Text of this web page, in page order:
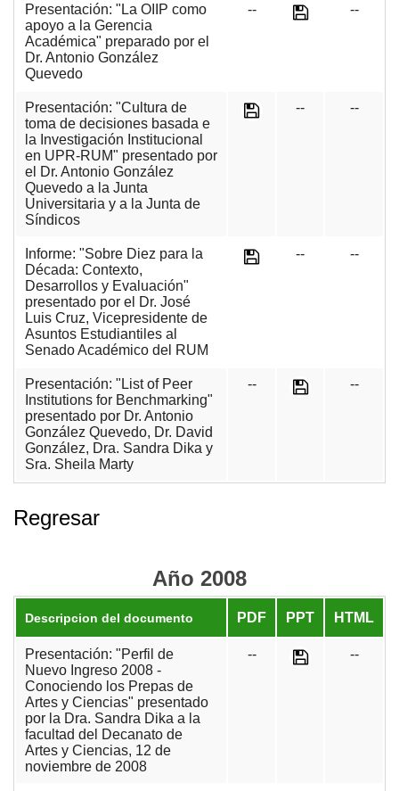
Presentación: "La OIIP como
apoyo a la Gerencia
Académica" preparado por el
Dr. Antonio González
Quevedo
-- --
Presentación: "Cultura de
toma de decisiones basada e
la Investigación Institucional
en UPR-RUM" presentado por
el Dr. Antonio González
Quevedo a la Junta
Universitaria y a la Junta de
Síndicos
-- --
Informe: "Sobre Diez para la
Década: Contexto,
Desarrollos y Evaluación"
presentado por el Dr. José
Luis Cruz, Vicepresidente de
Asuntos Estudiantiles al
Senado Académico del RUM
-- --
Presentación: "List of Peer
Institutions for Benchmarking"
presentado por Dr. Antonio
González Quevedo, Dr. David
González, Dra. Sandra Dika y
Sra. Sheila Marty
-- --
Regresar
Año 2008
Descripcion del documento PDF PPT HTML
Presentación: "Perfil de
Nuevo Ingreso 2008 -
Conociendo los Prepas de
Artes y Ciencias" presentado
por la Dra. Sandra Dika a la
facultad del Decanato de
Artes y Ciencias, 12 de
noviembre de 2008
-- --